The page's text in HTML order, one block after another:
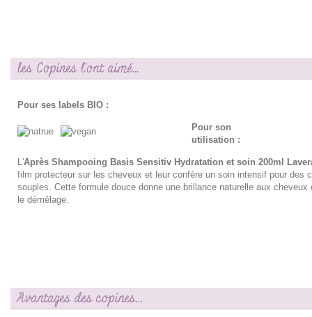
les Copines l'ont aimé...
Pour ses labels BIO :
Pour son
utilisation :
L'Après Shampooing Basis Sensitiv Hydratation et soin 200ml
film protecteur sur les cheveux et leur confère un soin intensif pour des
souples. Cette formule douce donne une brillance naturelle aux cheveux
le démêlage.
Avantages des copines…